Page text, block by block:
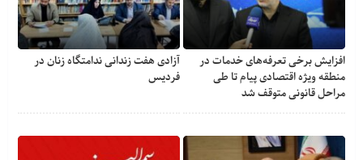
افزایش برخی تعرفه‌های خدمات در
منطقه ویژه اقتصادی پیام تا طی
مراحل قانونی متوقف شد
آزادی هفت زندانی ندامتگاه زنان در
فردیس